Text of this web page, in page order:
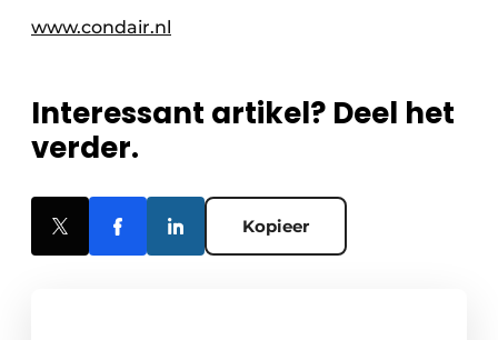
www.condair.nl
Interessant artikel? Deel het
verder.
Kopieer